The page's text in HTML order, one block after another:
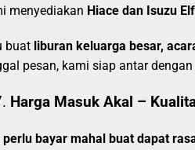
menyediakan Hiace dan Isuzu Elf
buat liburan keluarga besar,
pesan, kami siap antar
Harga Masuk Akal –
perlu bayar mahal buat dapat